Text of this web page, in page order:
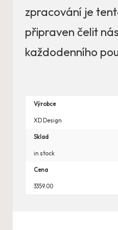
zpracování je
připraven čelit
každodenního
Výrobce
XD Design
Sklad
in stock
Cena
3359.00